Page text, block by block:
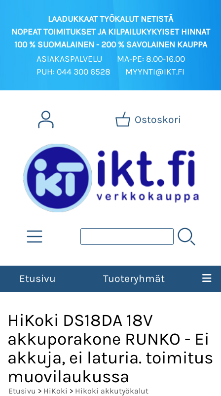
LAADUKKAAT TYÖKALUT NETISTÄ
NOPEAT TOIMITUKSET JA KILPAILUKYKYISET HINNAT
100 % SUOMALAINEN - 200 % SAVOLAINEN KAUPPA
ASIAKASPALVELU
MA-PE: 8.00-16.00
PUH: 044 300 6528
MYYNTI@IKT.FI
Ostoskori
Etusivu Tuoteryhmät
HiKoki DS18DA 18V
akkuporakone RUNKO - Ei
akkuja, ei laturia. toimitus
muovilaukussa
Etusivu > HiKoki > Hikoki akkutyökalut